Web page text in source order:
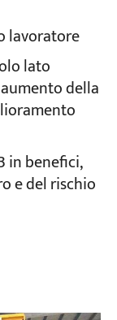
lavoratore
lato
della
in benefici,
e del rischio